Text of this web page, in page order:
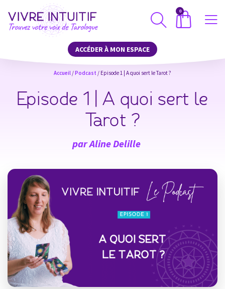
0
ACCÉDER À MON ESPACE
Accueil /Podcast / Episode 1 | A quoi sert le Tarot ?
Episode 1 | A quoi sert le
Tarot ?
parAline Delille